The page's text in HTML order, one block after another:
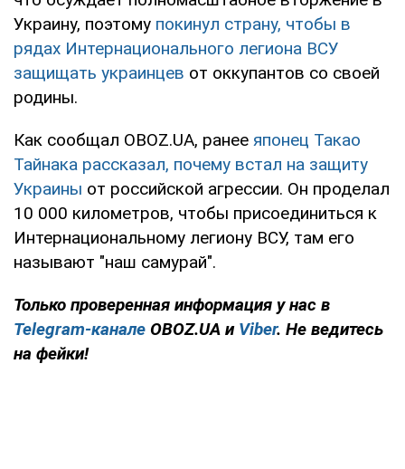
Украину, поэтому покинул страну, чтобы в
рядах Интернационального легиона ВСУ
защищать украинцев от оккупантов со своей
родины.
Как сообщал OBOZ.UA, ранее японец Такао
Тайнака рассказал, почему встал на защиту
Украины от российской агрессии. Он проделал
10 000 километров, чтобы присоединиться к
Интернациональному легиону ВСУ, там его
называют "наш самурай".
Только проверенная информация у нас в
Telegram-канале OBOZ.UA и Viber. Не ведитесь
на фейки!